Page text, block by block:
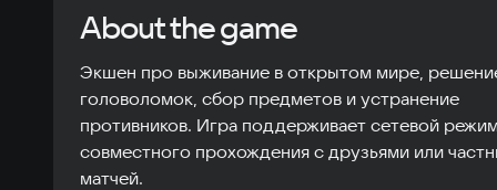
About the game
Экшен про выживание в открытом мире,
головоломок, сбор предметов и устранение
противников. Игра поддерживает сетевой
совместного прохождения с друзьями или
матчей.